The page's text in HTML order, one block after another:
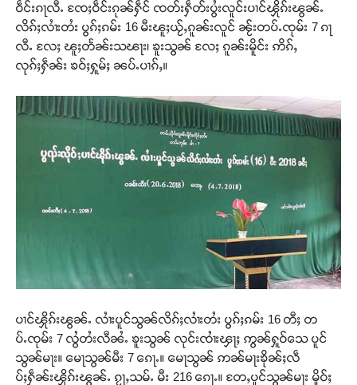
ဝဵင်းၵႃလီႉ ၸႄႈဝဵင်းၵုၼ်ႁဵင် ၸတ်းႁဵတ်းပွႆးလူင်းပၢင်ၾိုၵ်းၽွၼ်ႉ
လိၵ်ႈလၢႆးတႆး ပွၵ်ႈၵမ်း 16 မီးၽူႈယႂ်ႇၵူၼ်းလူင် ၼႂ်းတပ်ႉၸုမ်း 7 ၵႃ
လီႉ လႄႈ ၽူႈတႅၼ်းသၽႃး၊ ၶူးသွၼ် လႄႈ ၵူၼ်းမိူင်း ဢိၵ်ႇ
လုၵ်ႈႁဵၼ်း ၶဝ်ႈႁူမ်ႈ ၼပ်ႉပၢၵ်ႇ။
ပၢင်ၾိုၵ်းၽွၼ်ႉ လၢႆးပူင်သွၼ်လိၵ်ႈလၢႆးတႆး ပွၵ်ႈၵမ်း 16 တီႈ တ
ပ်ႉၸုမ်း 7 လွႆတႆးလီၼႆႉ ၶူးသွၼ် လုင်းၸၢႆးၾႃႈ ဢွၼ်ႁူဝ်သေ ပူင်
သွၼ်မႃး။ မေႃသွၼ်မီး 7 ၵေႃႉ။ မေႃသွၼ် ဢၼ်မႃးၶိုၼ်ႈလဵ
ပ်ႈႁဵၼ်းၾိုၵ်းၽွၼ်ႉ ၵႂႃႇသမ်ႉ မီး 216 ၵေႃႉ။ တႄႇပူင်သွၼ်မႃး မိူဝ်ႈ